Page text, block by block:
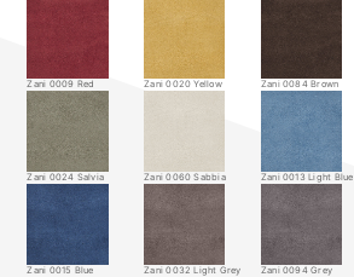
Zani 0009 Red Zani 0020 Yellow Zani 0084 Brown
Zani 0024 Salvia Zani 0060 Sabbia Zani 0013 Light Blue
Zani 0015 Blue Zani 0032 Light Grey Zani 0094 Grey